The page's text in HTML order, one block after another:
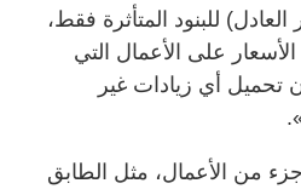
للبنود المتأثرة فقط،
على الأعمال التي
تحميل أي زيادات غير
من الأعمال، مثل الطابق